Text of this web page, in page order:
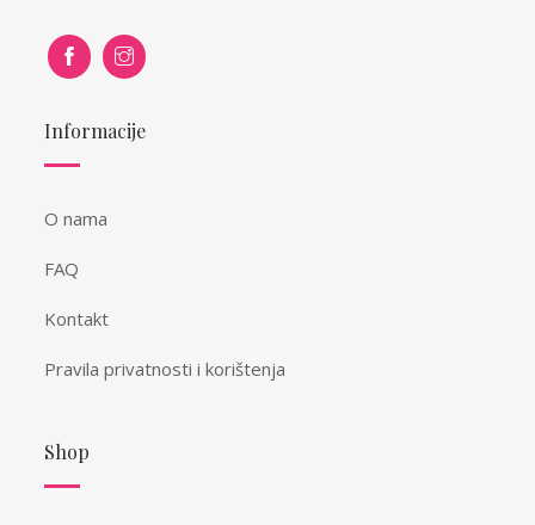
Informacije
O nama
FAQ
Kontakt
Pravila privatnosti i korištenja
Shop